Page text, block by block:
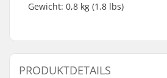
Gewicht: 0,8 kg (1.8 lbs)
PRODUKTDETAILS